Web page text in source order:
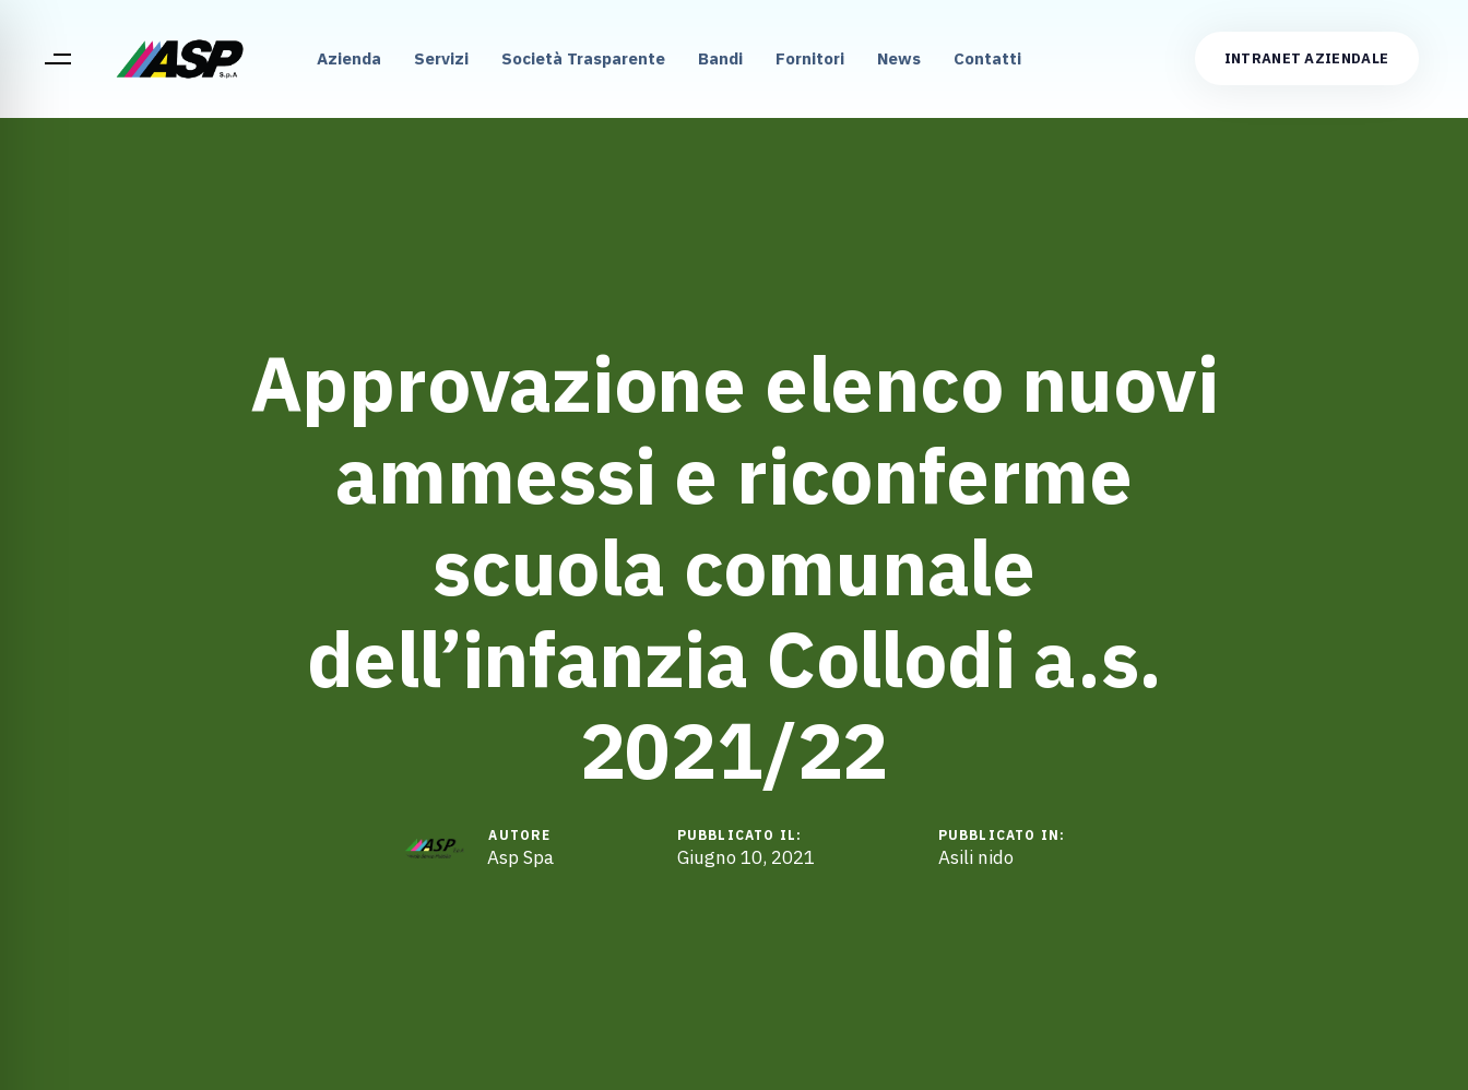
Azienda Servizi Società Trasparente Bandi Fornitori News Contatti INTRANET AZIENDALE
Approvazione elenco nuovi
ammessi e riconferme
scuola comunale
dell’infanzia Collodi a.s.
2021/22
AUTORE
Asp Spa
PUBBLICATO IL:
Giugno 10, 2021
PUBBLICATO IN:
Asili nido